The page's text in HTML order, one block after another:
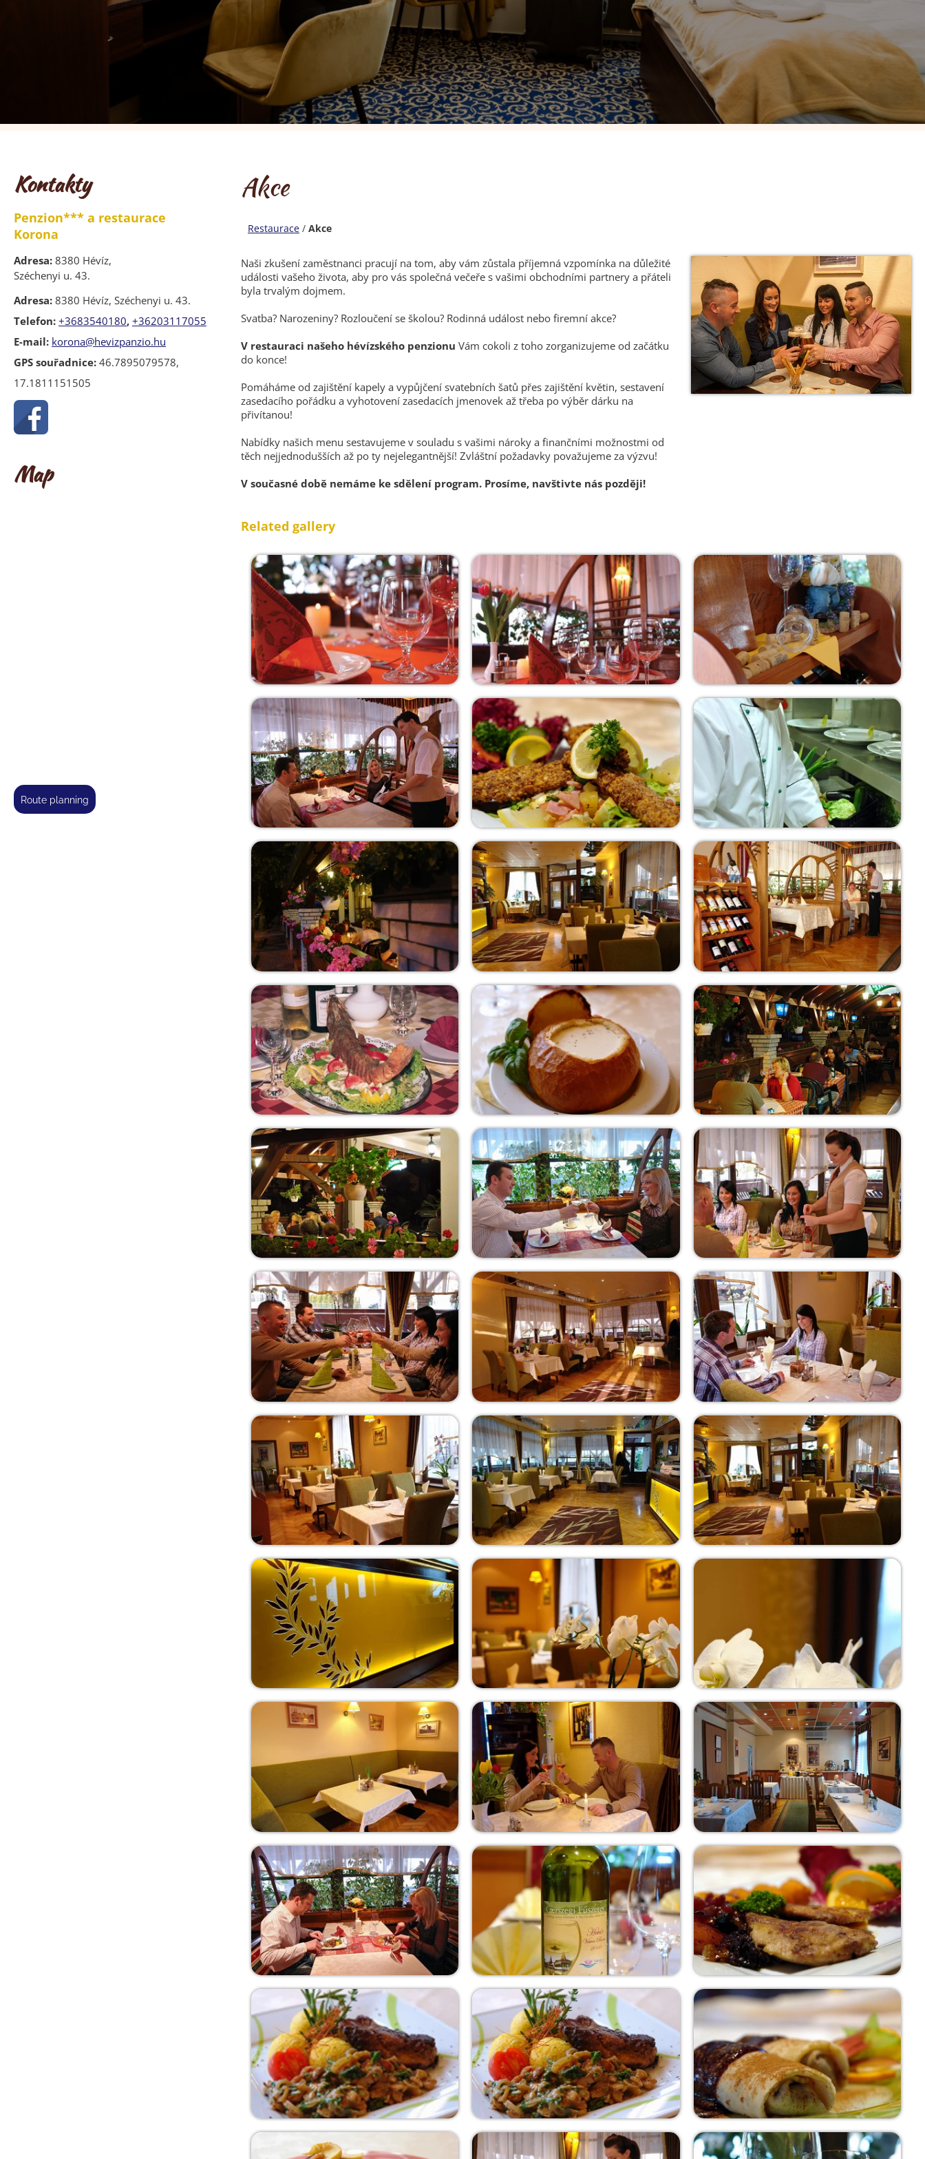
Kontakty
Penzion*** a restaurace
Korona
Adresa: 8380 Hévíz,
Széchenyi u. 43.
Adresa: 8380 Hévíz, Széchenyi u. 43.
Telefon: +3683540180, +36203117055
E-mail: korona@hevizpanzio.hu
GPS souřadnice: 46.7895079578,
17.1811151505
Map
route planning
Akce
Restaurace / Akce
Naši zkušení zaměstnanci pracují na tom, aby vám zůstala příjemná vzpomínka na důležité
události vašeho života, aby pro vás společná večeře s vašimi obchodními partnery a přáteli
byla trvalým dojmem.
Svatba? Narozeniny? Rozloučení se školou? Rodinná událost nebo firemní akce?
V restauraci našeho hévízského penzionu Vám cokoli z toho zorganizujeme od začátku
do konce!
Pomáháme od zajištění kapely a vypůjčení svatebních šatů přes zajištění květin, sestavení
zasedacího pořádku a vyhotovení zasedacích jmenovek až třeba po výběr dárku na
přivítanou!
Nabídky našich menu sestavujeme v souladu s vašimi nároky a finančními možnostmi od
těch nejjednodušších až po ty nejelegantnější! Zvláštní požadavky považujeme za výzvu!
V současné době nemáme ke sdělení program. Prosíme, navštivte nás později!
Related gallery